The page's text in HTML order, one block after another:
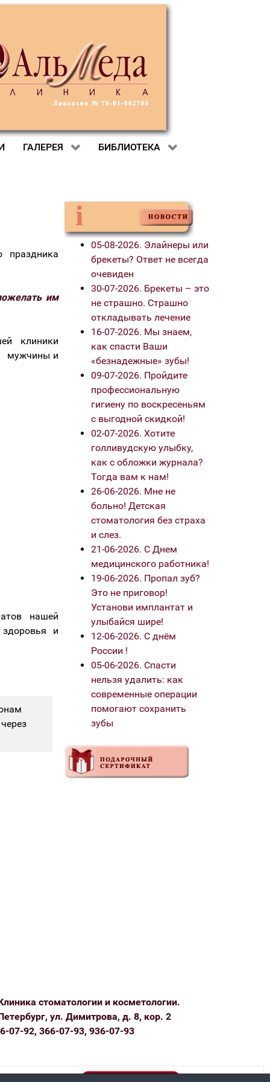
ГАЛЕРЕЯ БИБЛИОТЕКА
праздника
им
клиники
мужчины и
нашей
и
05-08-2026. Элайнеры или
брекеты? Ответ не всегда
очевиден
30-07-2026. Брекеты – это
не страшно. Страшно
откладывать лечение
16-07-2026. Мы знаем,
как спасти Ваши
«безнадежные» зубы!
09-07-2026. Пройдите
профессиональную
гигиену по воскресеньям
с выгодной скидкой!
02-07-2026. Хотите
голливудскую улыбку,
как с обложки журнала?
Тогда вам к нам!
26-06-2026. Мне не
больно! Детская
стоматология без страха
и слез.
21-06-2026. С Днем
медицинского работника!
19-06-2026. Пропал зуб?
Это не приговор!
Установи имплантат и
улыбайся шире!
12-06-2026. С днём
России !
05-06-2026. Спасти
нельзя удалить: как
современные операции
помогают сохранить
зубы
стоматологии и косметологии.
ул. Димитрова, д. 8, кор. 2
07-92, 366-07-93, 936-07-93